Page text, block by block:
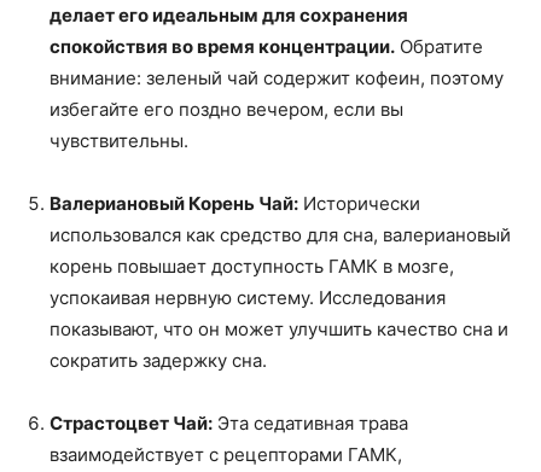
делает его идеальным для сохранения
спокойствия во время концентрации. Обратите
внимание: зеленый чай содержит кофеин, поэтому
избегайте его поздно вечером, если вы
чувствительны.
Валериановый Корень Чай: Исторически
использовался как средство для сна, валериановый
корень повышает доступность ГАМК в мозге,
успокаивая нервную систему. Исследования
показывают, что он может улучшить качество сна и
сократить задержку сна.
Страстоцвет Чай: Эта седативная трава
взаимодействует с рецепторами ГАМК,